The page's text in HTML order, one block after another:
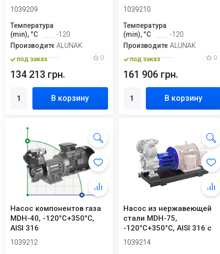
1039209
Температура
(min), °C
-120
ПроизводительALUNAK
под заказ 0
134 213 грн.
В корзину
1039210
Температура
(min), °C
-120
ПроизводительALUNAK
под заказ 0
161 906 грн.
В корзину
Насос компонентов газа
MDH-40, -120°C+350°C,
AISI 316
1039212
Насос из нержавеющей
стали MDH-75,
-120°C+350°C, AISI 316 с
магнитной муфтой
1039214